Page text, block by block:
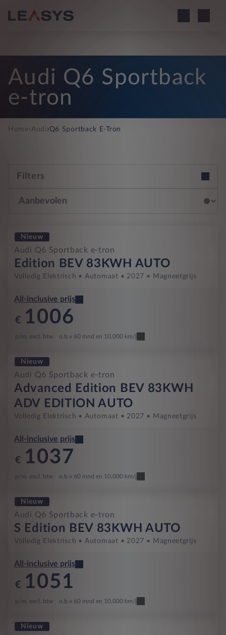
Audi Q6 Sportback
e-tron
Home›Audi ›Q6 Sportback E-Tron
Filters
Nieuw
Audi Q6 Sportback e-tron
Edition BEV 83KWH AUTO
Volledig Elektrisch Automaat 2027 Magneetgrijs
All-inclusive prijs
€ 1006
p/m. excl. btw o.b.v 60 mnd en 10,000 km/j
Nieuw
Audi Q6 Sportback e-tron
Advanced Edition BEV 83KWH
ADV EDITION AUTO
Volledig Elektrisch Automaat 2027 Magneetgrijs
All-inclusive prijs
€ 1037
p/m. excl. btw o.b.v 60 mnd en 10,000 km/j
Nieuw
Audi Q6 Sportback e-tron
S Edition BEV 83KWH AUTO
Volledig Elektrisch Automaat 2027 Magneetgrijs
All-inclusive prijs
€ 1051
p/m. excl. btw o.b.v 60 mnd en 10,000 km/j
Nieuw